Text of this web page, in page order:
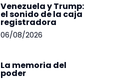
Venezuela y Trump:
el sonido de la caja
registradora
06/08/2026
La memoria del
poder